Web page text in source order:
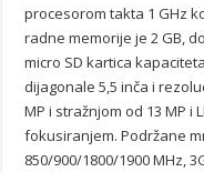
procesorom takta 1 GHz
radne memorije je 2 GB,
micro SD kartica
dijagonale 5,5 inča i
MP i stražnjom od 13 MP i
fokusiranjem. Podržane
850/900/1800/1900 MHz,